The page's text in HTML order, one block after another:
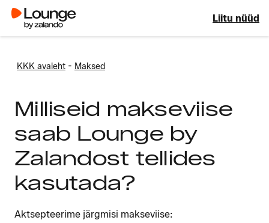
Liitu nüüd
KKK avaleht - Maksed
Milliseid makseviise
saab Lounge by
Zalandost tellides
kasutada?
Aktsepteerime järgmisi makseviise: